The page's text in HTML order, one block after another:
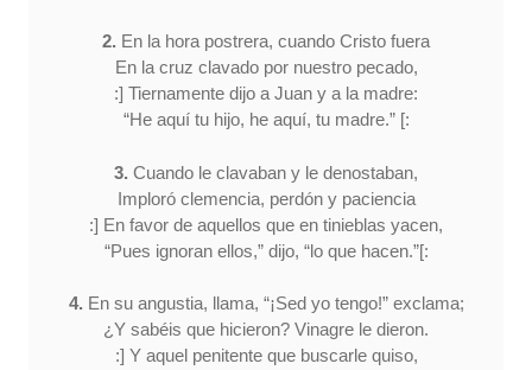
2. En la hora postrera, cuando Cristo fuera
En la cruz clavado por nuestro pecado,
:] Tiernamente dijo a Juan y a la madre:
“He aquí tu hijo, he aquí, tu madre.” [:
3. Cuando le clavaban y le denostaban,
Imploró clemencia, perdón y paciencia
:] En favor de aquellos que en tinieblas yacen,
“Pues ignoran ellos,” dijo, “lo que hacen.”[:
4. En su angustia, llama, “¡Sed yo tengo!” exclama;
¿Y sabéis que hicieron? Vinagre le dieron.
:] Y aquel penitente que buscarle quiso,